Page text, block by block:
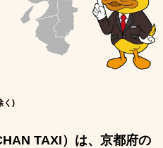
く)
TAXI）は、京都府の